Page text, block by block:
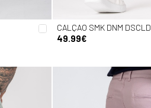
CALÇAO SMK DNM DSCLD
49.99€